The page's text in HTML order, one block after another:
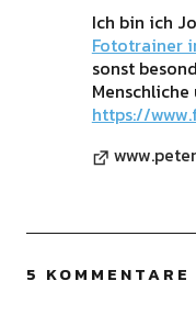
Ich bin ich
Fototrainer
sonst
https://
5 KOMMENTARE